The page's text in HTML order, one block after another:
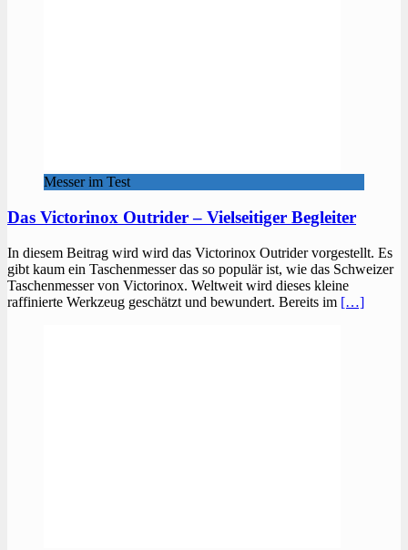
Messer im Test
Das Victorinox Outrider – Vielseitiger Begleiter
In diesem Beitrag wird wird das Victorinox Outrider vorgestellt. Es
gibt kaum ein Taschenmesser das so populär ist, wie das Schweizer
Taschenmesser von Victorinox. Weltweit wird dieses kleine
raffinierte Werkzeug geschätzt und bewundert. Bereits im […]